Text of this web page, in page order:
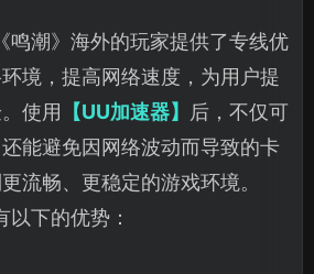
鸣潮》海外的玩家提供了专线优
境，提高网络速度，为用户提
使用 【UU加速器】 后，不仅可
能避免因网络波动而导致的卡
流畅、更稳定的游戏环境。
以下的优势：